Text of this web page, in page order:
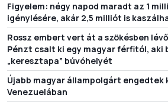
Figyelem: négy napod maradt az 1
igénylésére, akár 2,5 milliót is
Rossz embert vert át a szökésben
Pénzt csalt ki egy magyar férfitól, aki
„keresztapa” búvóhelyét
Újabb magyar állampolgárt engedtek
Venezuelában